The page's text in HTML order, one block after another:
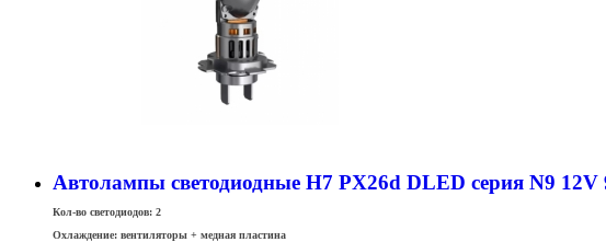
Автолампы светодиодные H7 PX26d DLED серия N9
Кол-во светодиодов: 2
Охлаждение: вентиляторы + медная пластина